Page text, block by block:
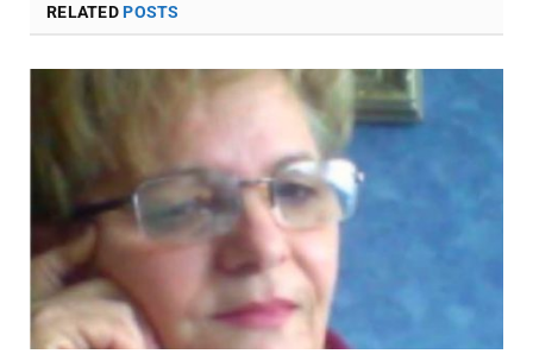
RELATEDPOSTS